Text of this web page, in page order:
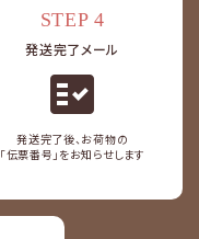
STEP 4
発送完了メール
fact_check
発送完了後、お荷物の
「伝票番号」をお知らせします